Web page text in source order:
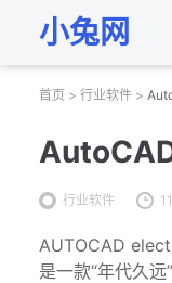
小兔网
首页 > 行业软件 >
行业软件
AUTOCAD
是一款“年代久